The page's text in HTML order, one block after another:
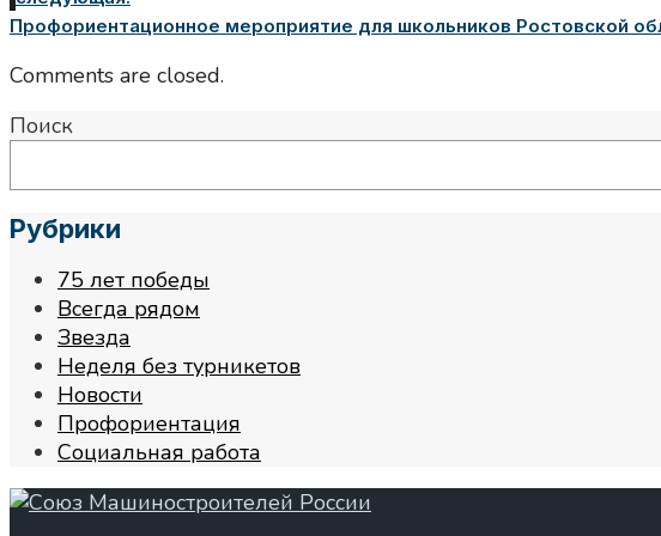
Профориентационное мероприятие для школьников Ростовской
Comments are closed.
Поиск
Рубрики
75 лет победы
Всегда рядом
Звезда
Неделя без турникетов
Новости
Профориентация
Социальная работа